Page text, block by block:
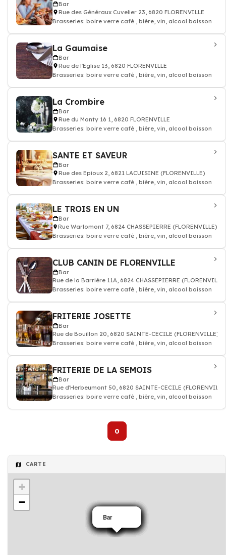
Bar
Rue des Généraux Cuvelier 23, 6820 FLORENVILLE
Brasseries: boire verre café , bière, vin, alcool boisson
La Gaumaise
Bar
Rue de l'Eglise 13, 6820 FLORENVILLE
Brasseries: boire verre café , bière, vin, alcool boisson
La Crombire
Bar
Rue du Monty 16 1, 6820 FLORENVILLE
Brasseries: boire verre café , bière, vin, alcool boisson
SANTE ET SAVEUR
Bar
Rue des Epioux 2, 6821 LACUISINE (FLORENVILLE)
Brasseries: boire verre café , bière, vin, alcool boisson
LE TROIS EN UN
Bar
Rue Warlomont 7, 6824 CHASSEPIERRE (FLORENVILLE)
Brasseries: boire verre café , bière, vin, alcool boisson
CLUB CANIN DE FLORENVILLE
Bar
Rue de la Barrière 11A, 6824 CHASSEPIERRE (FLORENVILLE)
Brasseries: boire verre café , bière, vin, alcool boisson
FRITERIE JOSETTE
Bar
Rue de Bouillon 20, 6820 SAINTE-CECILE (FLORENVILLE)
Brasseries: boire verre café , bière, vin, alcool boisson
FRITERIE DE LA SEMOIS
Bar
Rue d'Herbeumont 50, 6820 SAINTE-CECILE
Brasseries: boire verre café , bière, vin, alcool boisson
0
CARTE
Bar
Bar
Bar
Bar
Bar
Bar
Bar
Bar
+
−